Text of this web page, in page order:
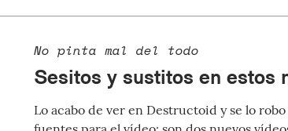
No pinta mal del todo
Sesitos y sustitos en estos
Lo acabo de ver en Destructoid y se lo